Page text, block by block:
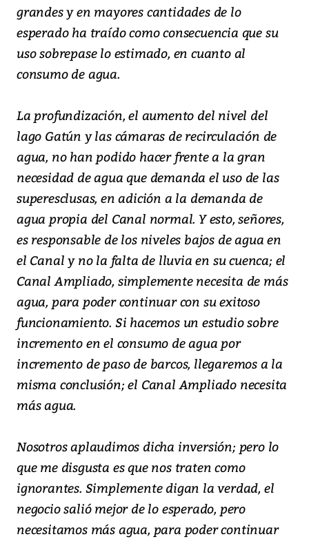
grandes y en mayores cantidades de lo
esperado ha traído como consecuencia que su
uso sobrepase lo estimado, en cuanto al
consumo de agua.
La profundización, el aumento del nivel del
lago Gatún y las cámaras de recirculación de
agua, no han podido hacer frente a la gran
necesidad de agua que demanda el uso de las
superesclusas, en adición a la demanda de
agua propia del Canal normal. Y esto, señores,
es responsable de los niveles bajos de agua en
el Canal y no la falta de lluvia en su cuenca; el
Canal Ampliado, simplemente necesita de más
agua, para poder continuar con su exitoso
funcionamiento. Si hacemos un estudio sobre
incremento en el consumo de agua por
incremento de paso de barcos, llegaremos a la
misma conclusión; el Canal Ampliado necesita
más agua.
Nosotros aplaudimos dicha inversión; pero lo
que me disgusta es que nos traten como
ignorantes. Simplemente digan la verdad, el
negocio salió mejor de lo esperado, pero
necesitamos más agua, para poder continuar